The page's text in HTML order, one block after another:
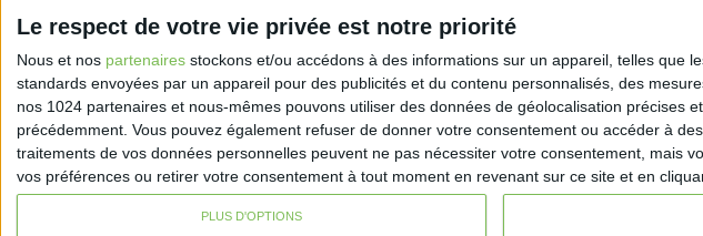
Le respect de votre vie privée est notre priorité
Nous et nos partenaires stockons et/ou accédons à des informations sur un appareil, telles que
standards envoyées par un appareil pour des publicités et du contenu personnalisés, des
nos 1024 partenaires et nous-mêmes pouvons utiliser des données de géolocalisation précises
précédemment. Vous pouvez également refuser de donner votre consentement ou accéder à
traitements de vos données personnelles peuvent ne pas nécessiter votre consentement, mais
vos préférences ou retirer votre consentement à tout moment en revenant sur ce site et en
PLUS D'OPTIONS
Je sécurise mon
activité